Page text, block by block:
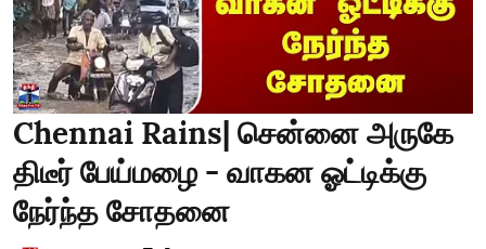
Chennai Rains| சென்னை அருகே
திடீர் பேய்மழை - வாகன ஓட்டிக்கு
நேர்ந்த சோதனை